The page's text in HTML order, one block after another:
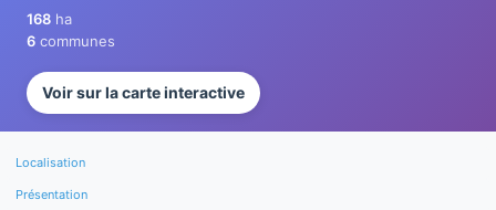
168 ha
6 communes
Voir sur la carte interactive
Localisation
Présentation